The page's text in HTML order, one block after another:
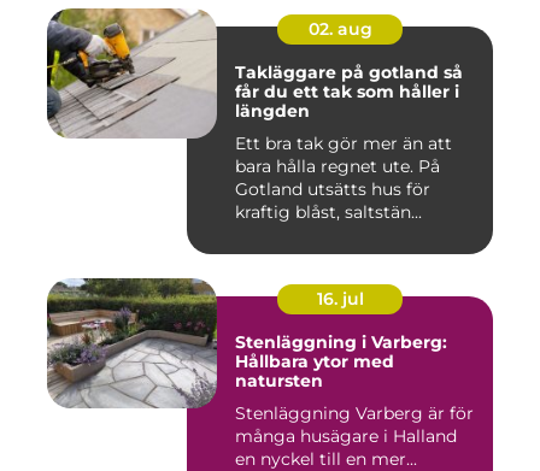
02. aug
Takläggare på gotland så
får du ett tak som håller i
längden
Ett bra tak gör mer än att
bara hålla regnet ute. På
Gotland utsätts hus för
kraftig blåst, saltstän...
16. jul
Stenläggning i Varberg:
Hållbara ytor med
natursten
Stenläggning Varberg är för
många husägare i Halland
en nyckel till en mer...